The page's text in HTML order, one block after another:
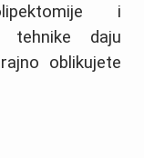
i
tehnike daju
oblikujete